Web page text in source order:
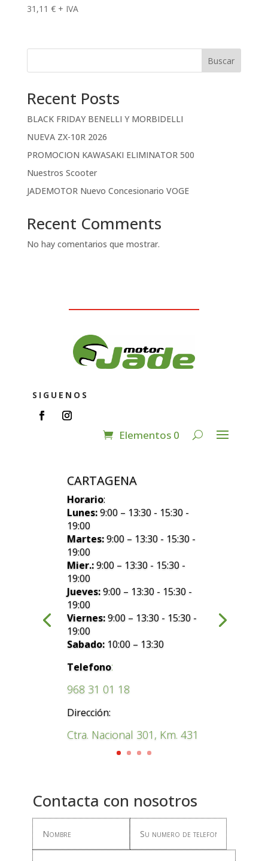
31,11 € + IVA
Buscar
Recent Posts
BLACK FRIDAY BENELLI Y MORBIDELLI
NUEVA ZX-10R 2026
PROMOCION KAWASAKI ELIMINATOR 500
Nuestros Scooter
JADEMOTOR Nuevo Concesionario VOGE
Recent Comments
No hay comentarios que mostrar.
SIGUENOS
Elementos 0
CARTAGENA
Horario:
Lunes:9:00 – 13:30 - 15:30 -
19:00
Martes:9:00 – 13:30 - 15:30 -
19:00
Mier.:9:00 – 13:30 - 15:30 -
19:00
Jueves:9:00 – 13:30 - 15:30 -
19:00
Viernes:9:00 – 13:30 - 15:30 -
19:00
Sabado: 10:00 – 13:30
Telefono:
968 31 01 18
Dirección:
Ctra. Nacional 301, Km. 431
Contacta con nosotros